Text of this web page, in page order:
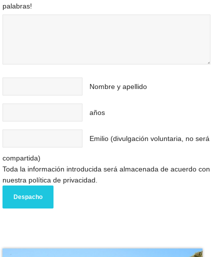
palabras!
Nombre y apellido
años
Emilio (divulgación voluntaria, no será
compartida)
Toda la información introducida será almacenada de acuerdo con
nuestra política de privacidad.